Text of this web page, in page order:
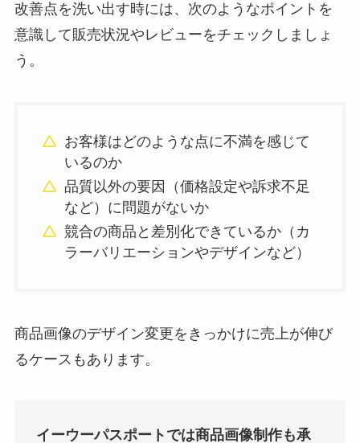
改善点を洗い出す時には、次のようなポイントを
意識して販売状況やレビューをチェックしましょ
う。
お客様はどのような点に不満を感じて
いるのか
品質以外の要因（価格設定や訴求不足
など）に問題がないか
競合の商品と差別化できているか（カ
ラーバリエーションやデザインなど）
商品画像のデザイン変更をきっかけに売上が伸び
るケースもあります。
イーウーパスポートでは商品画像制作も承